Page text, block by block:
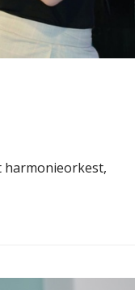
harmonieorkest,